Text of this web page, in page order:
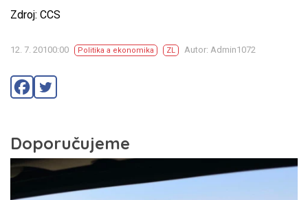
Zdroj: CCS
12. 7. 20100:00 Politika a ekonomika ZL Autor: Admin1072